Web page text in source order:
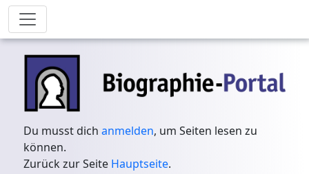
Du musst dichanmelden, um Seiten lesen zu
können.
Zurück zur Seite Hauptseite.